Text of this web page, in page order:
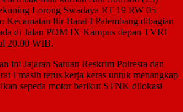
Lorong Swadaya RT 19 RW 05
Kecamatan Ilir Barat I Palembang dibagian
di Jalan POM IX Kampus depan TVRI
20.00 WIB.
ini Jajaran Satuan Reskrim Polresta dan
I masih terus kerja keras untuk menangkap
sepeda motor berikut STNK dilokasi